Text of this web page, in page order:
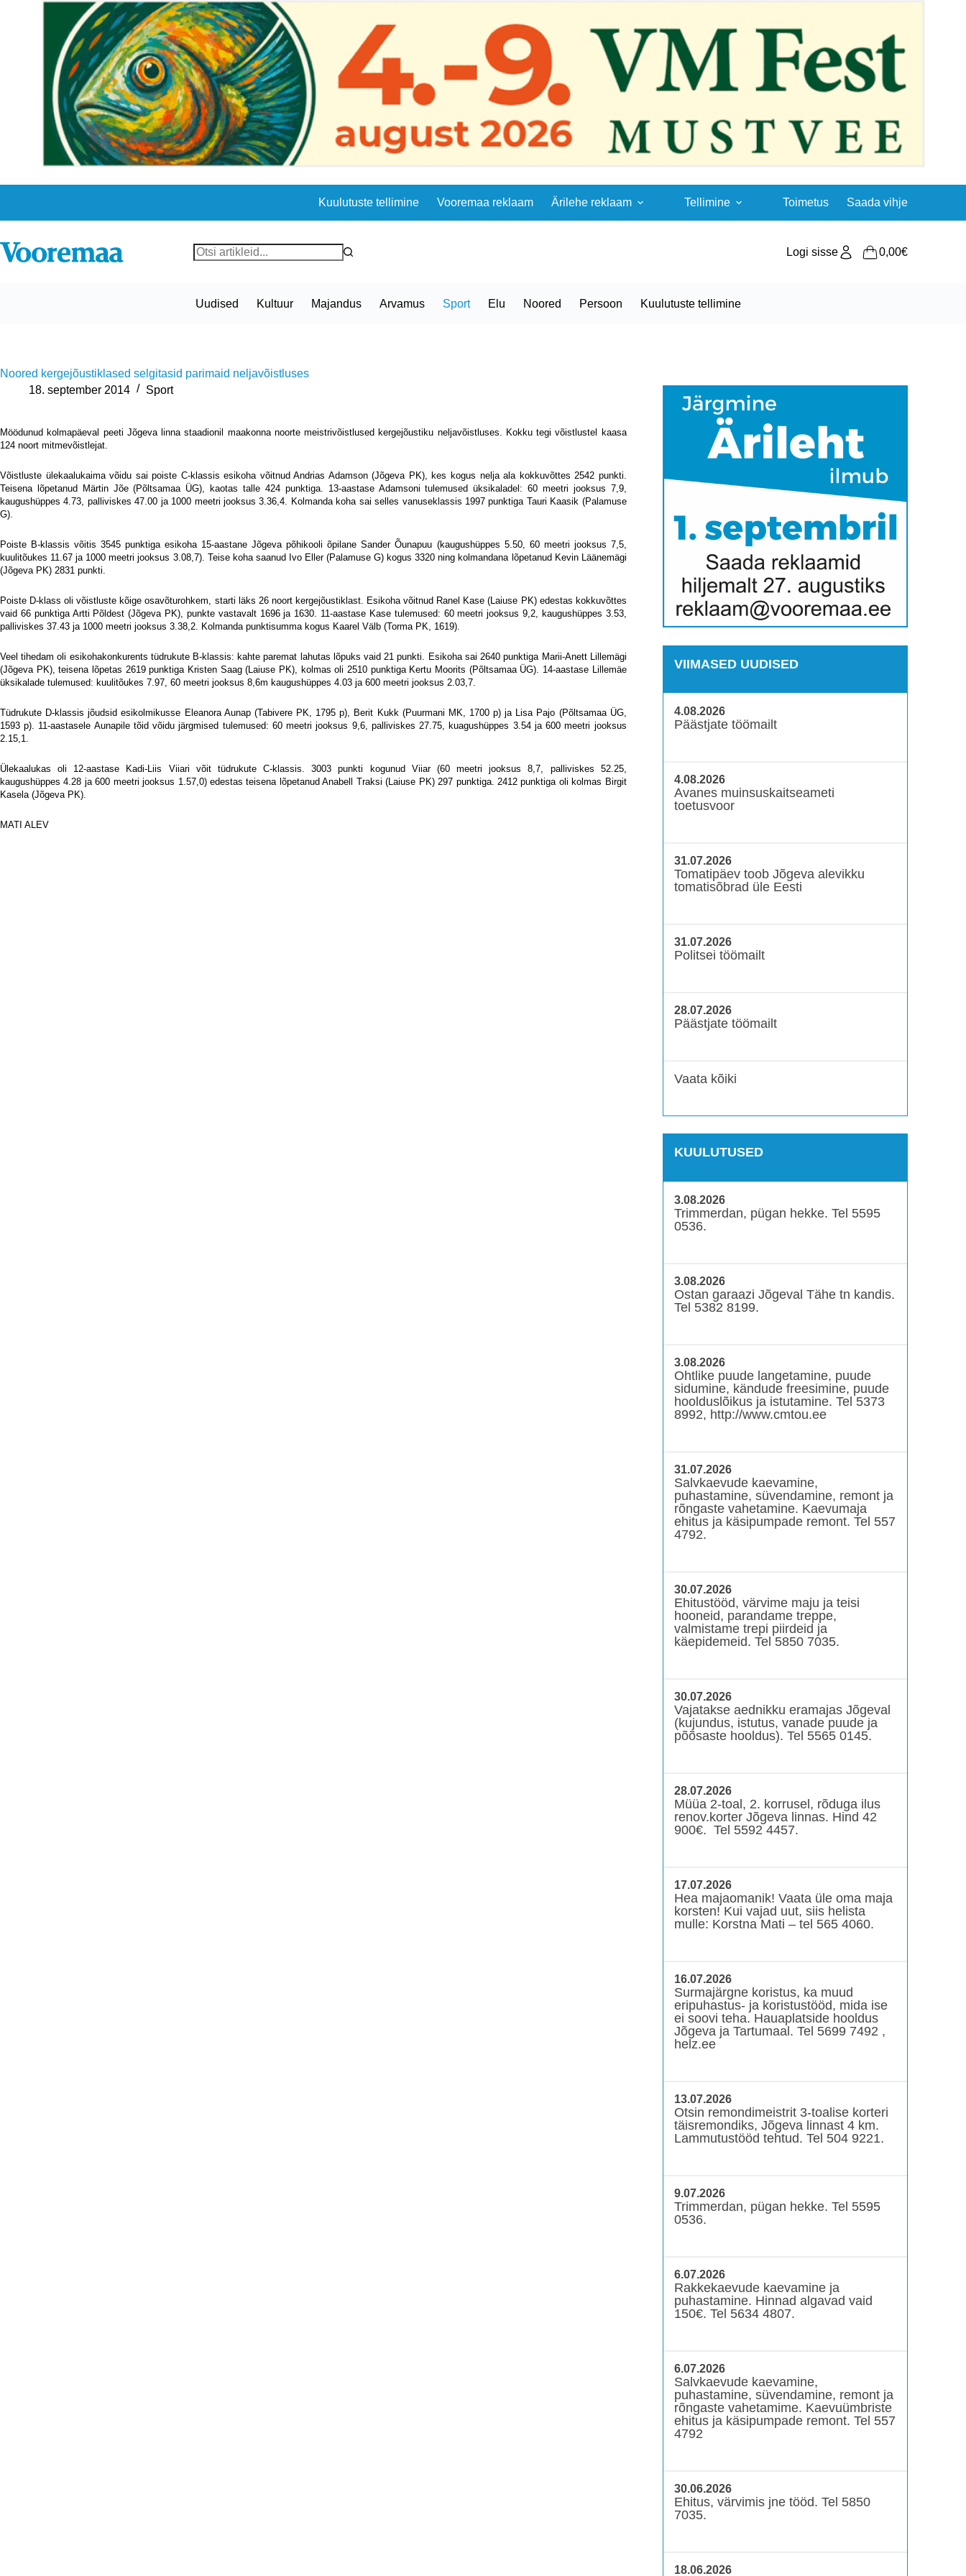
Kuulutuste tellimine Vooremaa reklaam Ärilehe reklaam Tellimine Toimetus Saada vihje
Logi sisse
Shopping
0,00€
Uudised Kultuur Majandus Arvamus Sport Elu Noored Persoon Kuulutuste tellimine
Noored kergejõustiklased selgitasid parimaid neljavõistluses
18. september 2014
Sport
Möödunud kolmapäeval peeti Jõgeva linna staadionil maakonna noorte meistrivõistlused kergejõustiku neljavõistluses. Kokku tegi võistlustel kaasa
124 noort mitmevõistlejat.
Võistluste ülekaalukaima võidu sai poiste C-klassis esikoha võitnud Andrias Adamson (Jõgeva PK), kes kogus nelja ala kokkuvõttes 2542 punkti.
Teisena lõpetanud Märtin Jõe (Põltsamaa ÜG), kaotas talle 424 punktiga. 13-aastase Adamsoni tulemused üksikaladel: 60 meetri jooksus 7,9,
kaugushüppes 4.73, palliviskes 47.00 ja 1000 meetri jooksus 3.36,4. Kolmanda koha sai selles vanuseklassis 1997 punktiga Tauri Kaasik (Palamuse
G).
Poiste B-klassis võitis 3545 punktiga esikoha 15-aastane Jõgeva põhikooli õpilane Sander Õunapuu (kaugushüppes 5.50, 60 meetri jooksus 7,5,
kuulitõukes 11.67 ja 1000 meetri jooksus 3.08,7). Teise koha saanud Ivo Eller (Palamuse G) kogus 3320 ning kolmandana lõpetanud Kevin Läänemägi
(Jõgeva PK) 2831 punkti.
Poiste D-klass oli võistluste kõige osavõturohkem, starti läks 26 noort kergejõustiklast. Esikoha võitnud Ranel Kase (Laiuse PK) edestas kokkuvõttes
vaid 66 punktiga Artti Põldest (Jõgeva PK), punkte vastavalt 1696 ja 1630. 11-aastase Kase tulemused: 60 meetri jooksus 9,2, kaugushüppes 3.53,
palliviskes 37.43 ja 1000 meetri jooksus 3.38,2. Kolmanda punktisumma kogus Kaarel Välb (Torma PK, 1619).
Veel tihedam oli esikohakonkurents tüdrukute B-klassis: kahte paremat lahutas lõpuks vaid 21 punkti. Esikoha sai 2640 punktiga Marii-Anett Lillemägi
(Jõgeva PK), teisena lõpetas 2619 punktiga Kristen Saag (Laiuse PK), kolmas oli 2510 punktiga Kertu Moorits (Põltsamaa ÜG). 14-aastase Lillemäe
üksikalade tulemused: kuulitõukes 7.97, 60 meetri jooksus 8,6m kaugushüppes 4.03 ja 600 meetri jooksus 2.03,7.
Tüdrukute D-klassis jõudsid esikolmikusse Eleanora Aunap (Tabivere PK, 1795 p), Berit Kukk (Puurmani MK, 1700 p) ja Lisa Pajo (Põltsamaa ÜG,
1593 p). 11-aastasele Aunapile tõid võidu järgmised tulemused: 60 meetri jooksus 9,6, palliviskes 27.75, kuagushüppes 3.54 ja 600 meetri jooksus
2.15,1.
Ülekaalukas oli 12-aastase Kadi-Liis Viiari võit tüdrukute C-klassis. 3003 punkti kogunud Viiar (60 meetri jooksus 8,7, palliviskes 52.25,
kaugushüppes 4.28 ja 600 meetri jooksus 1.57,0) edestas teisena lõpetanud Anabell Traksi (Laiuse PK) 297 punktiga. 2412 punktiga oli kolmas Birgit
Kasela (Jõgeva PK).
MATI ALEV
VIIMASED UUDISED
4.08.2026
Päästjate töömailt
4.08.2026
Avanes muinsuskaitseameti
toetusvoor
31.07.2026
Tomatipäev toob Jõgeva alevikku
tomatisõbrad üle Eesti
31.07.2026
Politsei töömailt
28.07.2026
Päästjate töömailt
Vaata kõiki
KUULUTUSED
3.08.2026
Trimmerdan, pügan hekke. Tel 5595
0536.
3.08.2026
Ostan garaazi Jõgeval Tähe tn kandis.
Tel 5382 8199.
3.08.2026
Ohtlike puude langetamine, puude
sidumine, kändude freesimine, puude
hoolduslõikus ja istutamine. Tel 5373
8992, http://www.cmtou.ee
31.07.2026
Salvkaevude kaevamine,
puhastamine, süvendamine, remont ja
rõngaste vahetamine. Kaevumaja
ehitus ja käsipumpade remont. Tel 557
4792.
30.07.2026
Ehitustööd, värvime maju ja teisi
hooneid, parandame treppe,
valmistame trepi piirdeid ja
käepidemeid. Tel 5850 7035.
30.07.2026
Vajatakse aednikku eramajas Jõgeval
(kujundus, istutus, vanade puude ja
põõsaste hooldus). Tel 5565 0145.
28.07.2026
Müüa 2-toal, 2. korrusel, rõduga ilus
renov.korter Jõgeva linnas. Hind 42
900€. Tel 5592 4457.
17.07.2026
Hea majaomanik! Vaata üle oma maja
korsten! Kui vajad uut, siis helista
mulle: Korstna Mati – tel 565 4060.
16.07.2026
Surmajärgne koristus, ka muud
eripuhastus- ja koristustööd, mida ise
ei soovi teha. Hauaplatside hooldus
Jõgeva ja Tartumaal. Tel 5699 7492 ,
helz.ee
13.07.2026
Otsin remondimeistrit 3-toalise korteri
täisremondiks, Jõgeva linnast 4 km.
Lammutustööd tehtud. Tel 504 9221.
9.07.2026
Trimmerdan, pügan hekke. Tel 5595
0536.
6.07.2026
Rakkekaevude kaevamine ja
puhastamine. Hinnad algavad vaid
150€. Tel 5634 4807.
6.07.2026
Salvkaevude kaevamine,
puhastamine, süvendamine, remont ja
rõngaste vahetamime. Kaevuümbriste
ehitus ja käsipumpade remont. Tel 557
4792
30.06.2026
Ehitus, värvimis jne tööd. Tel 5850
7035.
18.06.2026